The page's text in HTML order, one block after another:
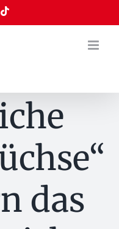
Tiktok
das